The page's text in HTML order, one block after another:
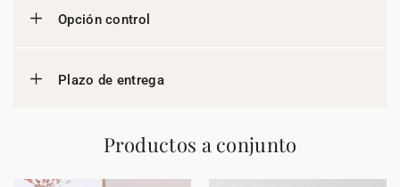
Opción control
Plazo de entrega
Productos a conjunto